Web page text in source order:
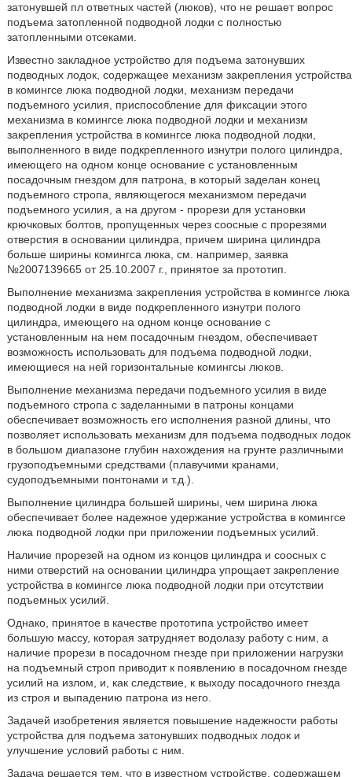
затонувшей пл ответных частей (люков), что не решает вопрос
подъема затопленной подводной лодки с полностью
затопленными отсеками.
Известно закладное устройство для подъема затонувших
подводных лодок, содержащее механизм закрепления устройства
в комингсе люка подводной лодки, механизм передачи
подъемного усилия, приспособление для фиксации этого
механизма в комингсе люка подводной лодки и механизм
закрепления устройства в комингсе люка подводной лодки,
выполненного в виде подкрепленного изнутри полого цилиндра,
имеющего на одном конце основание с установленным
посадочным гнездом для патрона, в который заделан конец
подъемного стропа, являющегося механизмом передачи
подъемного усилия, а на другом - прорези для установки
крючковых болтов, пропущенных через соосные с прорезями
отверстия в основании цилиндра, причем ширина цилиндра
больше ширины комингса люка, см. например, заявка
№2007139665 от 25.10.2007 г., принятое за прототип.
Выполнение механизма закрепления устройства в комингсе люка
подводной лодки в виде подкрепленного изнутри полого
цилиндра, имеющего на одном конце основание с
установленным на нем посадочным гнездом, обеспечивает
возможность использовать для подъема подводной лодки,
имеющиеся на ней горизонтальные комингсы люков.
Выполнение механизма передачи подъемного усилия в виде
подъемного стропа с заделанными в патроны концами
обеспечивает возможность его исполнения разной длины, что
позволяет использовать механизм для подъема подводных лодок
в большом диапазоне глубин нахождения на грунте различными
грузоподъемными средствами (плавучими кранами,
судоподъемными понтонами и т.д.).
Выполнение цилиндра большей ширины, чем ширина люка
обеспечивает более надежное удержание устройства в комингсе
люка подводной лодки при приложении подъемных усилий.
Наличие прорезей на одном из концов цилиндра и соосных с
ними отверстий на основании цилиндра упрощает закрепление
устройства в комингсе люка подводной лодки при отсутствии
подъемных усилий.
Однако, принятое в качестве прототипа устройство имеет
большую массу, которая затрудняет водолазу работу с ним, а
наличие прорези в посадочном гнезде при приложении нагрузки
на подъемный строп приводит к появлению в посадочном гнезде
усилий на излом, и, как следствие, к выходу посадочного гнезда
из строя и выпадению патрона из него.
Задачей изобретения является повышение надежности работы
устройства для подъема затонувших подводных лодок и
улучшение условий работы с ним.
Задача решается тем, что в известном устройстве, содержащем